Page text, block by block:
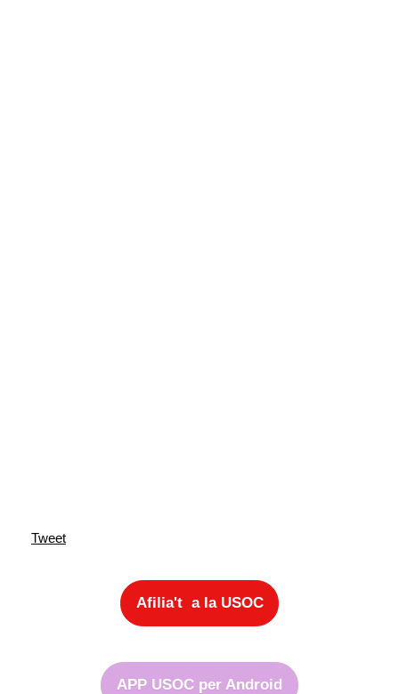
Tweet
Afilia't a la USOC
APP USOC per Android